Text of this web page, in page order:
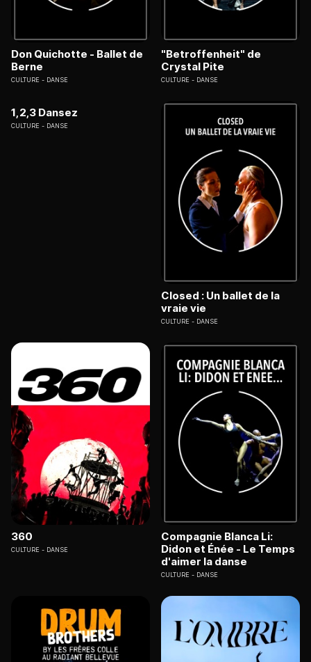
Don Quichotte - Ballet de
Berne
CULTURE DANSE
"Betroffenheit" de
Crystal Pite
CULTURE DANSE
1,2,3 Dansez
CULTURE DANSE
Closed : Un ballet de la
vraie vie
CULTURE DANSE
360
CULTURE DANSE
Compagnie Blanca Li:
Didon et Énée - Le Temps
d'aimer la danse
CULTURE DANSE